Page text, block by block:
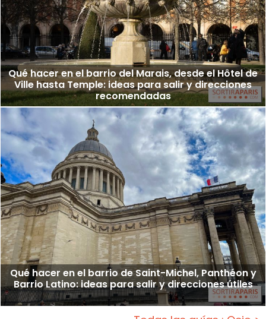
Qué hacer en el barrio del Marais, desde el Hôtel de
Ville hasta Temple: ideas para salir y direcciones
recomendadas
Qué hacer en el barrio de Saint-Michel, Panthéon y
Barrio Latino: ideas para salir y direcciones útiles